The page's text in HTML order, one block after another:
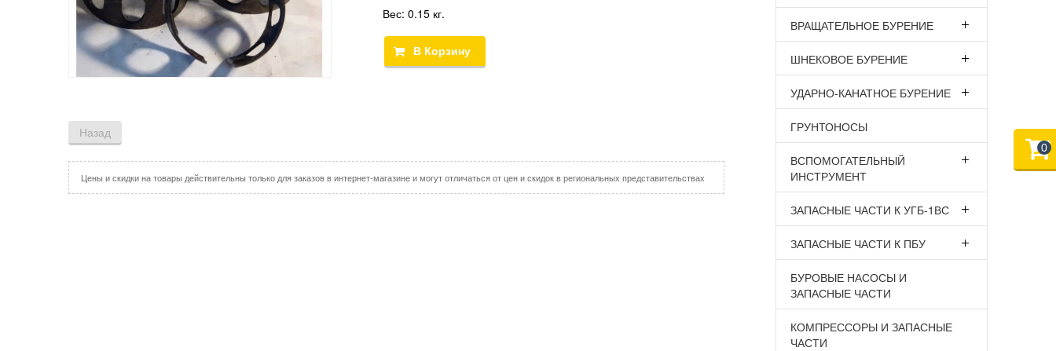
Вес: 0.15 кг.
Цены и скидки на товары действительны только для заказов в интернет-магазине и могут отличаться от цен и скидок в региональных представительствах
ВРАЩАТЕЛЬНОЕ БУРЕНИЕ
ШНЕКОВОЕ БУРЕНИЕ
УДАРНО-КАНАТНОЕ БУРЕНИЕ
ГРУНТОНОСЫ
ВСПОМОГАТЕЛЬНЫЙ
ИНСТРУМЕНТ
ЗАПАСНЫЕ ЧАСТИ К УГБ-1ВС
ЗАПАСНЫЕ ЧАСТИ К ПБУ
БУРОВЫЕ НАСОСЫ И
ЗАПАСНЫЕ ЧАСТИ
КОМПРЕССОРЫ И ЗАПАСНЫЕ
ЧАСТИ
0